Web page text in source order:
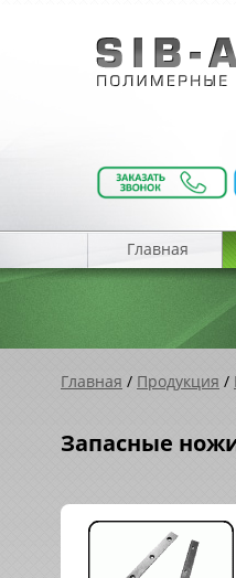
Главная
Главная / Продукция /
Запасные